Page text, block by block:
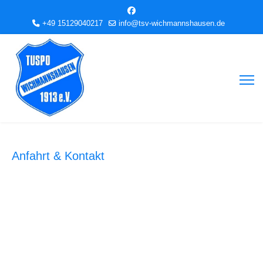
+49 15129040217 info@tsv-wichmannshausen.de
Anfahrt & Kontakt